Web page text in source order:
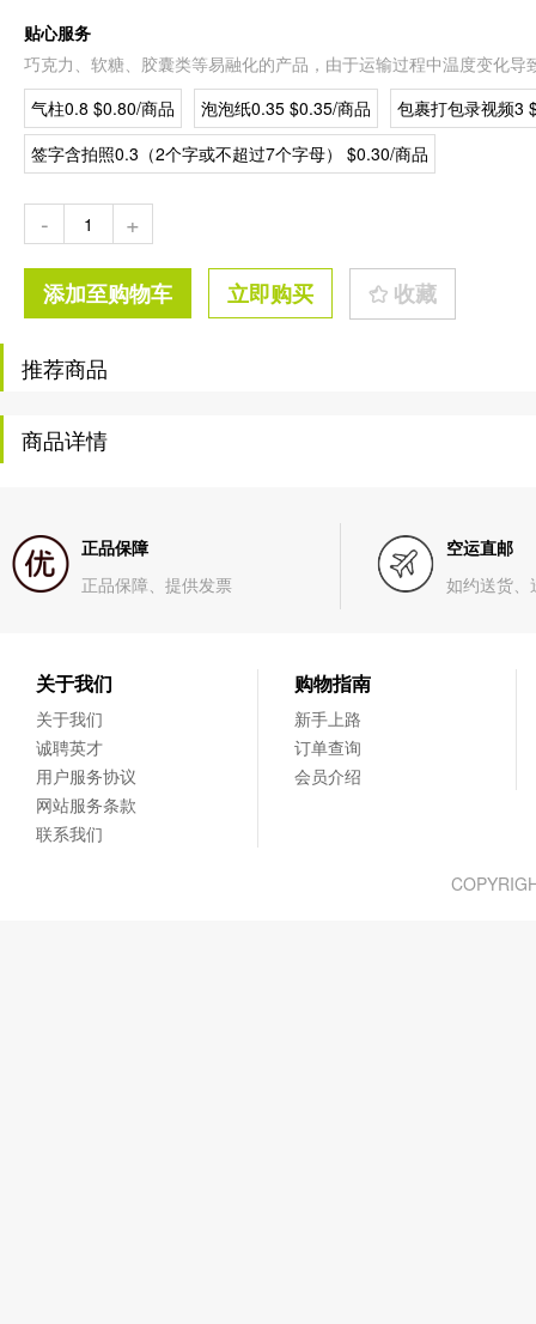
贴心服务
巧克力、软糖、胶囊类等易融化的产品，由于运输过程中温度变化
气柱0.8 $0.80/商品
泡泡纸0.35 $0.35/商品
包裹打包录视频3
签字含拍照0.3（2个字或不超过7个字母） $0.30/商品
- +
添加至购物车 立即购买 收藏
推荐商品
商品详情
正品保障
正品保障、提供发票
空运直邮
如约送货、
关于我们
关于我们
诚聘英才
用户服务协议
网站服务条款
联系我们
购物指南
新手上路
订单查询
会员介绍